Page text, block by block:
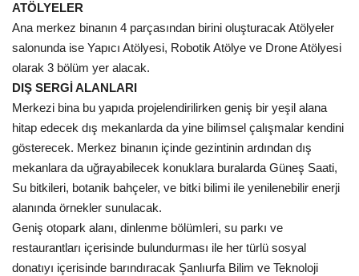
ATÖLYELER
Ana merkez binanın 4 parçasından birini oluşturacak Atölyeler
salonunda ise Yapıcı Atölyesi, Robotik Atölye ve Drone Atölyesi
olarak 3 bölüm yer alacak.
DIŞ SERGİ ALANLARI
Merkezi bina bu yapıda projelendirilirken geniş bir yeşil alana
hitap edecek dış mekanlarda da yine bilimsel çalışmalar kendini
gösterecek. Merkez binanın içinde gezintinin ardından dış
mekanlara da uğrayabilecek konuklara buralarda Güneş Saati,
Su bitkileri, botanik bahçeler, ve bitki bilimi ile yenilenebilir enerji
alanında örnekler sunulacak.
Geniş otopark alanı, dinlenme bölümleri, su parkı ve
restaurantları içerisinde bulundurması ile her türlü sosyal
donatıyı içerisinde barındıracak Şanlıurfa Bilim ve Teknoloji